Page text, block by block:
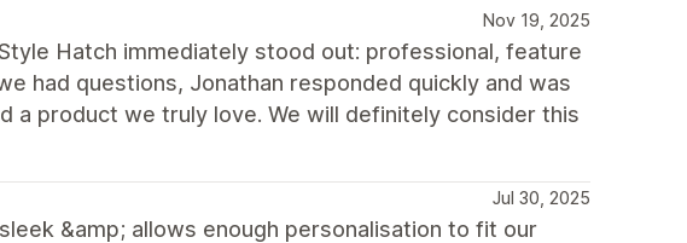
Nov 19, 2025
Hatch immediately stood out: professional, feature
had questions, Jonathan responded quickly and was
a product we truly love. We will definitely consider this
Jul 30, 2025
&amp; allows enough personalisation to fit our